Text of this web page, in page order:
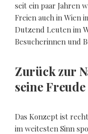
seit ein paar Jahren
Freien auch in Wien
Dutzend Leuten im
Besucherinnen und
Zurück zur
seine Freude
Das Konzept ist
im weitesten Sinn